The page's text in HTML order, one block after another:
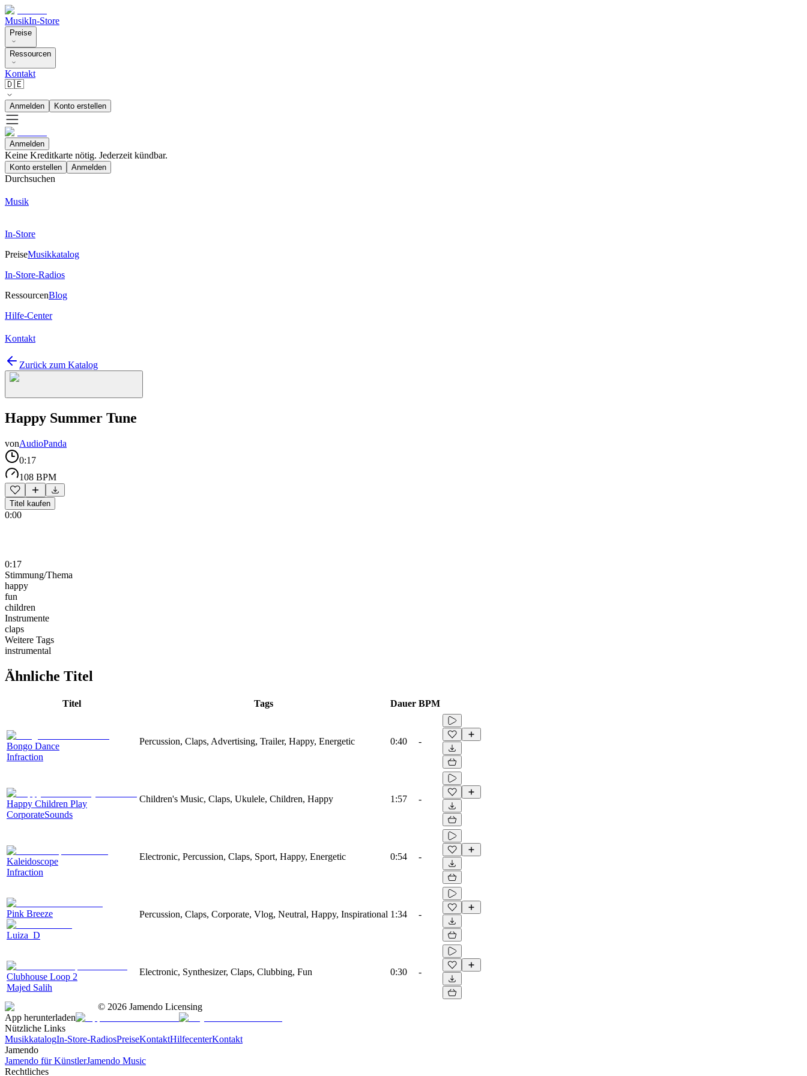
MusikIn-Store
Preise
Ressourcen
Kontakt
🇩🇪
Anmelden Konto erstellen
Anmelden
Keine Kreditkarte nötig. Jederzeit kündbar.
Konto erstellen Anmelden
Durchsuchen
Musik
In-Store
PreiseMusikkatalog
In-Store-Radios
RessourcenBlog
Hilfe-Center
Kontakt
Zurück zum Katalog
Happy Summer Tune
vonAudioPanda
0:17
108 BPM
Titel kaufen
0:00
0:17
Stimmung/Thema
happy
fun
children
Instrumente
claps
Weitere Tags
instrumental
Ähnliche Titel
Titel Tags Dauer BPM
Bongo Dance
Infraction
Percussion, Claps, Advertising, Trailer, Happy, Energetic 0:40 -
Happy Children Play
CorporateSounds
Children's Music, Claps, Ukulele, Children, Happy 1:57 -
Kaleidoscope
Infraction
Electronic, Percussion, Claps, Sport, Happy, Energetic 0:54 -
Pink Breeze
Luiza_D
Percussion, Claps, Corporate, Vlog, Neutral, Happy, Inspirational 1:34 -
Clubhouse Loop 2
Majed Salih
Electronic, Synthesizer, Claps, Clubbing, Fun 0:30 -
© 2026 Jamendo Licensing
App herunterladen
Nützliche Links
MusikkatalogIn-Store-RadiosPreiseKontaktHilfecenterKontakt
Jamendo
Jamendo für KünstlerJamendo Music
Rechtliches